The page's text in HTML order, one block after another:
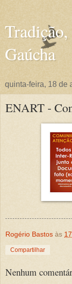
Gaúcha
quinta-feira, 18 de
ENART -
Rogério Bastos às
Compartilhar
Nenhum